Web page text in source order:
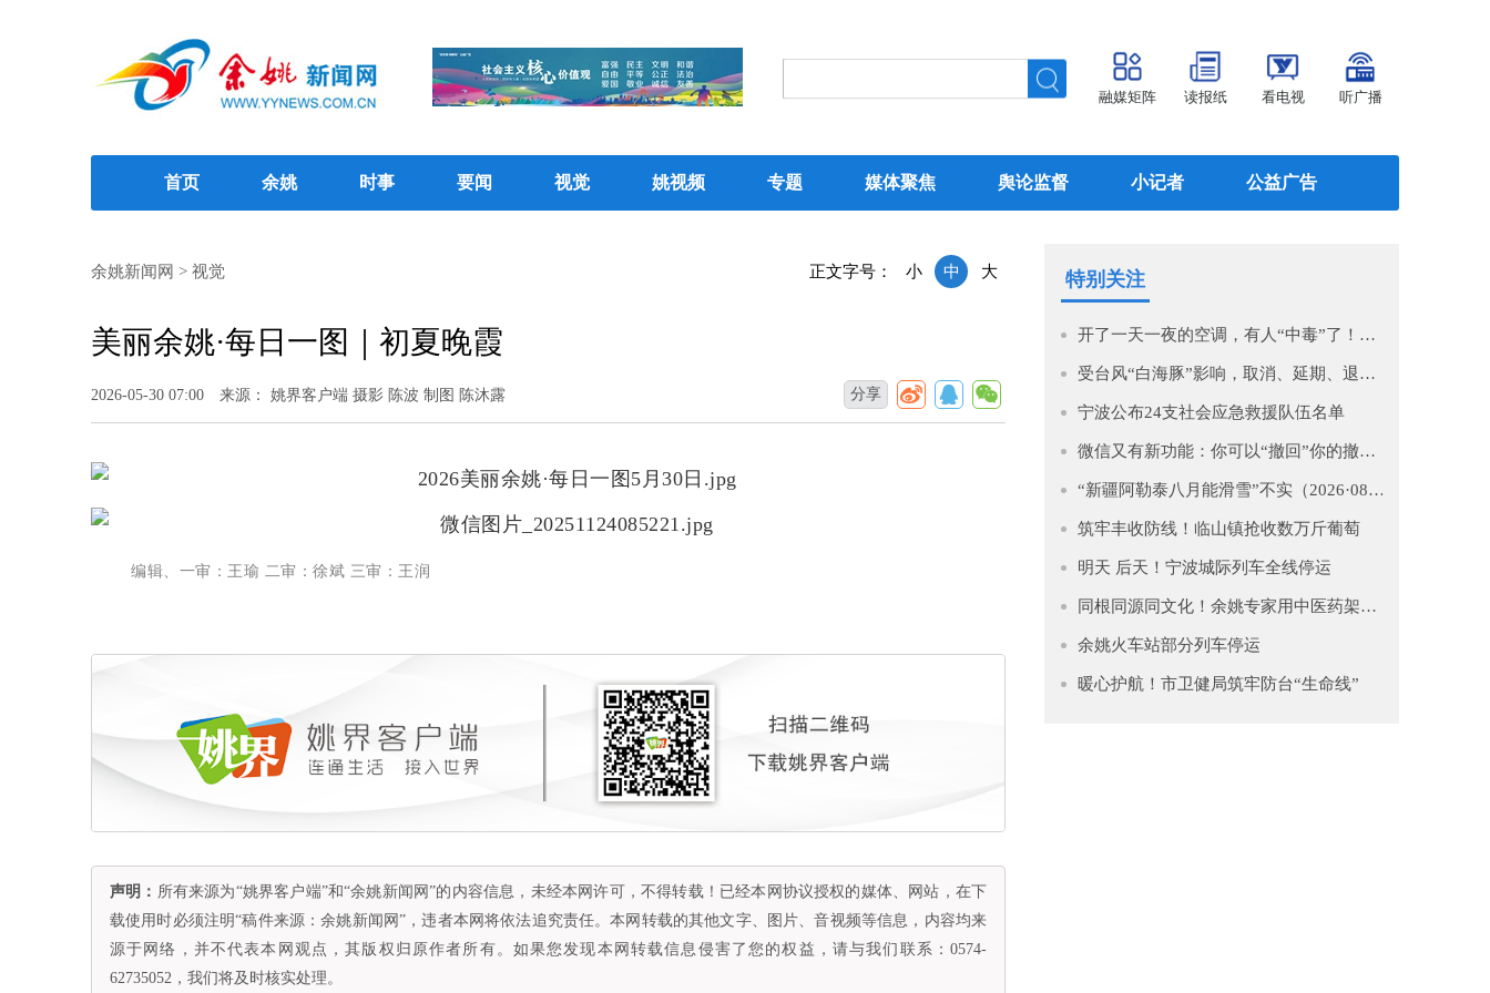
融媒矩阵 读报纸 看电视 听广播
首页 余姚 时事 要闻 视觉 姚视频 专题 媒体聚焦 舆论监督 小记者 公益广告
正文字号： 小 中 大
余姚新闻网 > 视觉
美丽余姚·每日一图｜初夏晚霞
2026-05-30 07:00 来源： 姚界客户端 摄影 陈波 制图 陈沐露 分享
编辑、一审：王瑜 二审：徐斌 三审：王润
声明： 所有来源为“姚界客户端”和“余姚新闻网”的内容信息，未经本网许可，不得转载！已经本网协议授权的媒体、网站，在下
载使用时必须注明“稿件来源：余姚新闻网”，违者本网将依法追究责任。本网转载的其他文字、图片、音视频等信息，内容均来
源于网络，并不代表本网观点，其版权归原作者所有。如果您发现本网转载信息侵害了您的权益，请与我们联系：0574-
62735052，我们将及时核实处理。
特别关注
开了一天一夜的空调，有人“中毒”了！医生提醒→
受台风“白海豚”影响，取消、延期、退款！
宁波公布24支社会应急救援队伍名单
微信又有新功能：你可以“撤回”你的撤回了！
“新疆阿勒泰八月能滑雪”不实（2026·08·07）
筑牢丰收防线！临山镇抢收数万斤葡萄
明天 后天！宁波城际列车全线停运
同根同源同文化！余姚专家用中医药架起两岸连心桥
余姚火车站部分列车停运
暖心护航！市卫健局筑牢防台“生命线”